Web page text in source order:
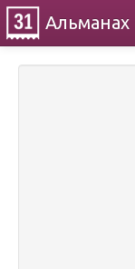
Альманах